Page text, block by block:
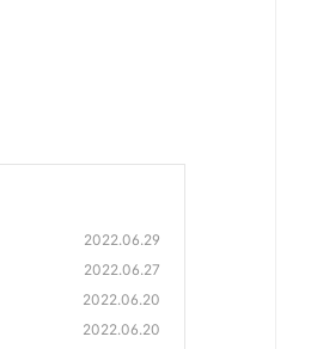
2022.06.29
2022.06.27
2022.06.20
2022.06.20